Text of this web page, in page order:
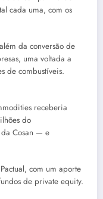
cada uma, com os
da conversão de
uma voltada a
de combustíveis.
receberia
do
Cosan — e
com um aporte
de private equity.